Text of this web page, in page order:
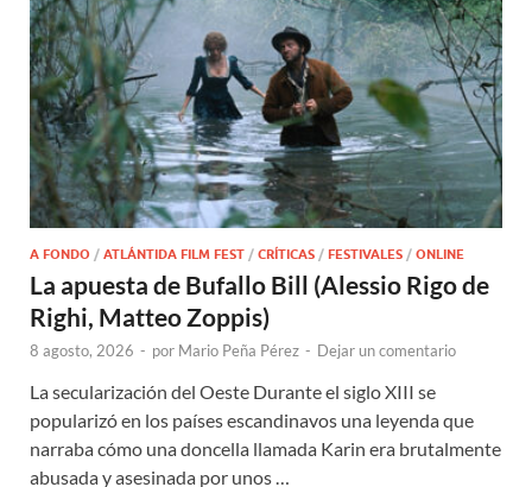
A FONDO / ATLÁNTIDA FILM FEST / CRÍTICAS / FESTIVALES / ONLINE
La apuesta de Bufallo Bill (Alessio Rigo de
Righi, Matteo Zoppis)
8 agosto, 2026 - por Mario Peña Pérez - Dejar un comentario
La secularización del Oeste Durante el siglo XIII se
popularizó en los países escandinavos una leyenda que
narraba cómo una doncella llamada Karin era brutalmente
abusada y asesinada por unos …